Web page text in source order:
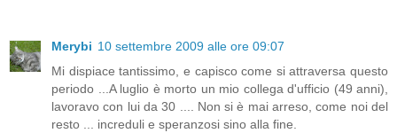
Merybi 10 settembre 2009 alle ore 09:07
Mi dispiace tantissimo, e capisco come si attraversa questo
periodo ...A luglio è morto un mio collega d'ufficio (49 anni),
lavoravo con lui da 30 .... Non si è mai arreso, come noi del
resto ... increduli e speranzosi sino alla fine.